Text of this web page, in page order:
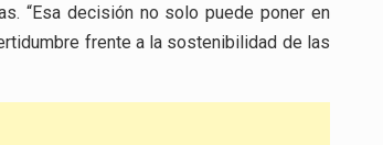
“Esa decisión no solo puede poner en
frente a la sostenibilidad de las